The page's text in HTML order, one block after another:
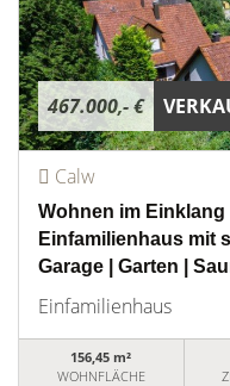
467.000,- €
Calw
Wohnen im Einklang
Einfamilienhaus mit
Garage | Garten |
Einfamilienhaus
156,45 m²
WOHNFLÄCHE